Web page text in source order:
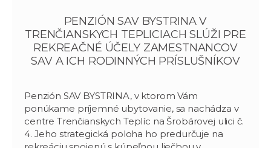
PENZIÓN SAV BYSTRINA V
TRENČIANSKYCH TEPLICIACH SLÚŽI PRE
REKREAČNÉ ÚČELY ZAMESTNANCOV
SAV A ICH RODINNÝCH PRÍSLUŠNÍKOV
Penzión SAV BYSTRINA, v ktorom Vám
ponúkame príjemné ubytovanie, sa nachádza v
centre Trenčianskych Teplíc na Šrobárovej ulici č.
4. Jeho strategická poloha ho predurčuje na